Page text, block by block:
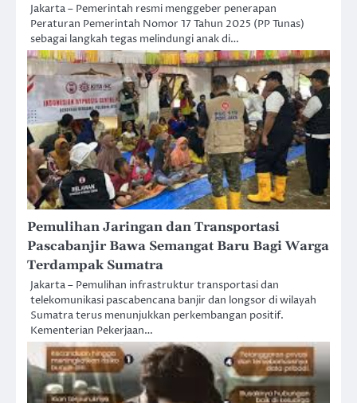
Jakarta – Pemerintah resmi menggeber penerapan
Peraturan Pemerintah Nomor 17 Tahun 2025 (PP Tunas)
sebagai langkah tegas melindungi anak di…
Pemulihan Jaringan dan Transportasi
Pascabanjir Bawa Semangat Baru Bagi Warga
Terdampak Sumatra
Jakarta – Pemulihan infrastruktur transportasi dan
telekomunikasi pascabencana banjir dan longsor di wilayah
Sumatra terus menunjukkan perkembangan positif.
Kementerian Pekerjaan…